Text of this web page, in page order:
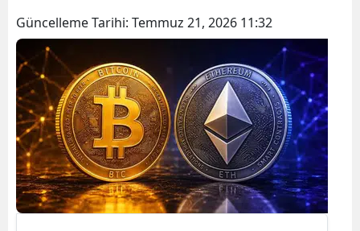
Güncelleme Tarihi: Temmuz 21, 2026 11:32